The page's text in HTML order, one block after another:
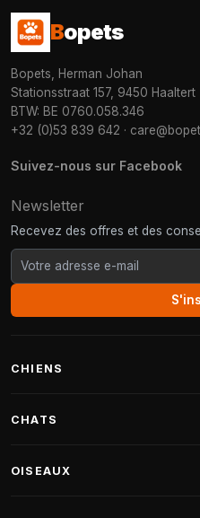
Bopets
Bopets, Herman Johan
Stationsstraat 157, 9450 Haaltert
BTW: BE 0760.058.346
+32 (0)53 839 642 ·
Suivez-nous sur Facebook
Newsletter
Recevez des offres et des
CHIENS
Paniers Fantail
CHATS
OISEAUX